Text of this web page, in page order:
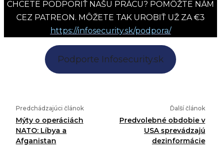
CHCETE PODPORIŤ NAŠU PRÁCU? POMÔŽTE NÁM
CEZ PATREON. MÔŽETE TAK UROBIŤ UŽ ZA €3
https://infosecurity.sk/podpora/
Podporte Infosecurity.sk
Predchádzajúci článok
Mýty o operáciách
NATO: Líbya a
Afganistan
Ďalší článok
Predvolebné obdobie v
USA sprevádzajú
dezinformácie